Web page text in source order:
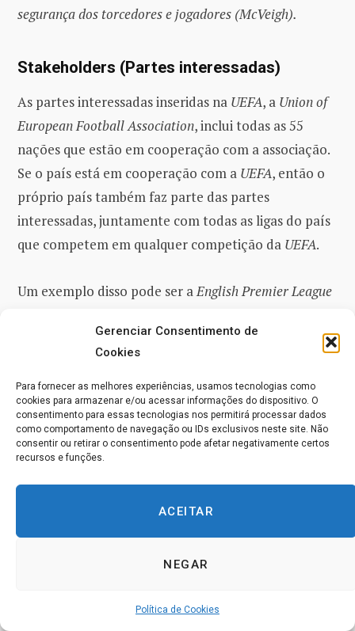
Gerenciar Consentimento de
Cookies
Para fornecer as melhores experiências, usamos tecnologias como
cookies para armazenar e/ou acessar informações do dispositivo. O
consentimento para essas tecnologias nos permitirá processar dados
como comportamento de navegação ou IDs exclusivos neste site. Não
consentir ou retirar o consentimento pode afetar negativamente certos
recursos e funções.
ACEITAR
NEGAR
Política de Cookies
segurança dos torcedores e jogadores (McVeigh).
Stakeholders (Partes interessadas)
As partes interessadas inseridas na UEFA, a Union of
European Football Association, inclui todas as 55
nações que estão em cooperação com a associação.
Se o país está em cooperação com a UEFA, então o
próprio país também faz parte das partes
interessadas, juntamente com todas as ligas do país
que competem em qualquer competição da UEFA.
Um exemplo disso pode ser a English Premier League
participam de muitas de suas competições
em toda a Europa, todas as suas equipes em suas
cinco principais ligas têm participação da própria
UEFA. Um exemplo de time daPremier Leagueseria o
Liverpool, que acabou de vencer aLiga dos Campeões
da UEFAna última temporada
Junto com isso, uma vez que todas as equipes têm
para cima, tenham uma pequena opinião no